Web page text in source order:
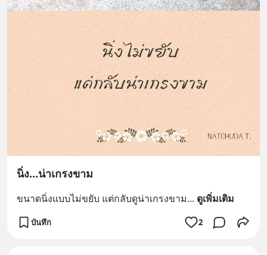
นิ่ง...น่าเกรงขาม
ขนาดนิ่งแบบไม่ขยับ แต่กลับดูน่าเกรงขาม... ดูเพิ่มเติม
บันทึก 2